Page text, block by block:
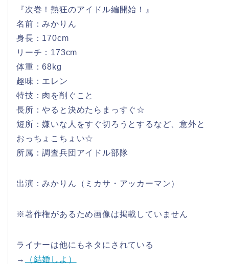
『次巻！熱狂のアイドル編開始！』
名前：みかりん
身長：170cm
リーチ：173cm
体重：68kg
趣味：エレン
特技：肉を削ぐこと
長所：やると決めたらまっすぐ☆
短所：嫌いな人をすぐ切ろうとするなど、意外と
おっちょこちょい☆
所属：調査兵団アイドル部隊
出演：みかりん（ミカサ・アッカーマン）
※著作権があるため画像は掲載していません
ライナーは他にもネタにされている
→
（結婚しよ）